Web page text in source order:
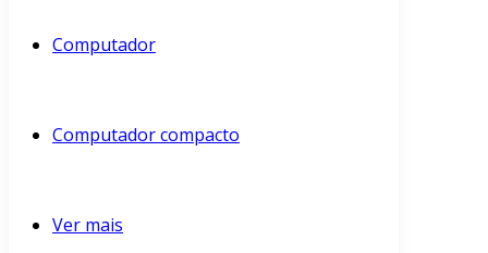
Computador
Computador compacto
Ver mais